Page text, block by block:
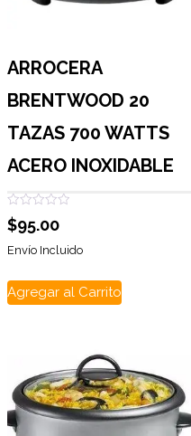
ARROCERA
BRENTWOOD 20
TAZAS 700 WATTS
ACERO INOXIDABLE
Valorado
con
de
$95.00
Envío Incluido
Agregar al Carrito